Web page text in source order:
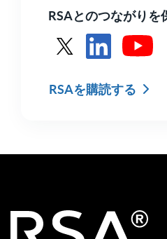
RSAとのつながりを
RSAを購読する